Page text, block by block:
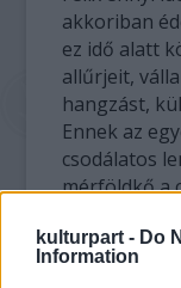
kulturpart - Do
Information
akkoriban
ez idő alatt
allűrjeit,
hangzást,
Ennek az
csodálatos
mérföldkő a
tudtuk, hogy
távlatokat,